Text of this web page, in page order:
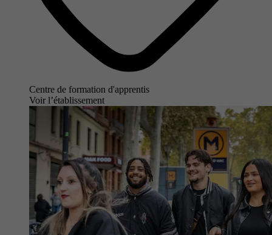
Centre de formation d'apprentis
Voir l’établissement